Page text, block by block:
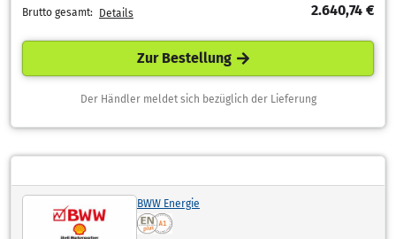
Brutto gesamt: Details 2.640,74 €
Zur Bestellung
Der Händler meldet sich bezüglich der Lieferung
BWW Energie